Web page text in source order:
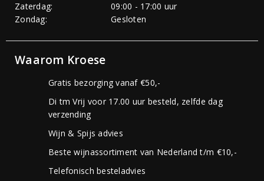
Zaterdag:
09:00 - 17:00 uur
Zondag:
Gesloten
Waarom Kroese
Gratis bezorging vanaf €50,-
Di tm Vrij voor 17.00 uur besteld, zelfde dag
verzending
Wijn & Spijs advies
Beste wijnassortiment van Nederland t/m €10,-
Telefonisch besteladvies